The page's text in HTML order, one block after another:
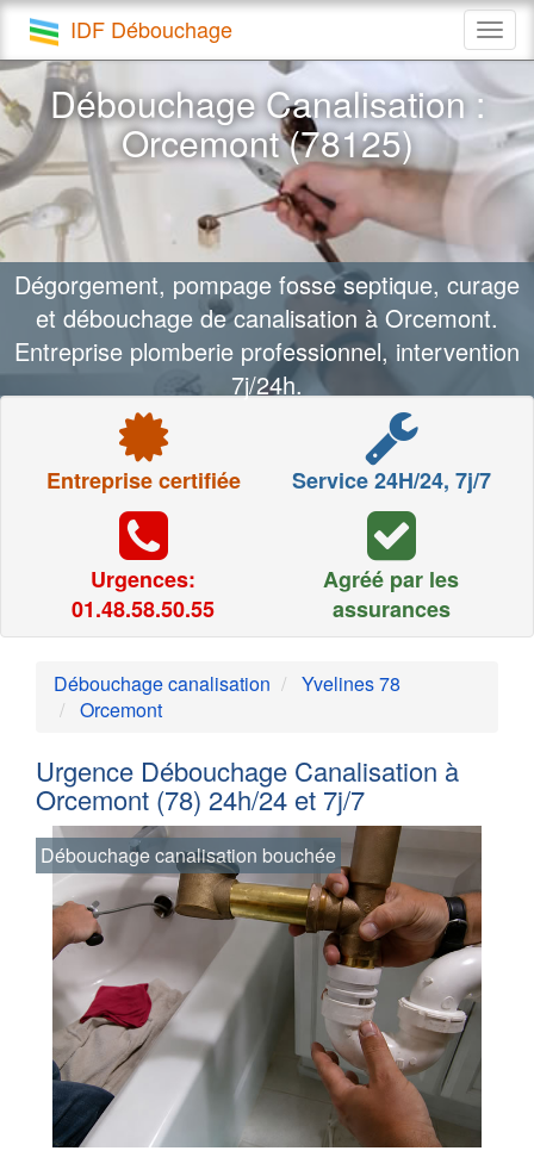
IDF Débouchage
Débouchage Canalisation :
Orcemont (78125)
Dégorgement, pompage fosse septique, curage
et débouchage de canalisation à Orcemont.
Entreprise plomberie professionnel, intervention
7j/24h.
Entreprise certifiée Service 24H/24, 7j/7
Urgences:
01.48.58.50.55
Agréé par les
assurances
Débouchage canalisation
Yvelines 78
Orcemont
Urgence Débouchage Canalisation à
Orcemont (78) 24h/24 et 7j/7
Débouchage canalisation bouchée